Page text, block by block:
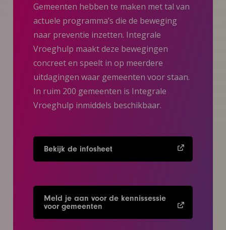
Gemeenten hebben te maken met tal van
actuele programma’s die de beweging
naar preventie inzetten. Integrale
Vroeghulp maakt deze bewegingen
concreet en speelt in op meerdere
uitdagingen waar gemeenten voor staan.
In ruim 200 gemeenten is Integrale
Vroeghulp inmiddels beschikbaar.
Bekijk de infosheet
Meld je aan voor de kennissessie
voor gemeenten